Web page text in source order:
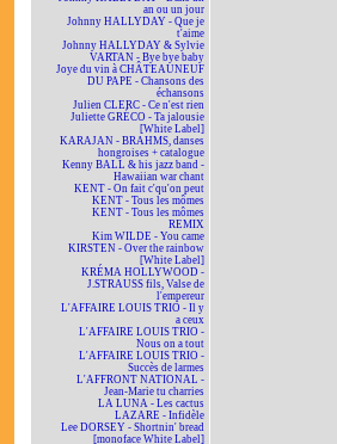
an ou un jour
Johnny HALLYDAY - Que je
t'aime
Johnny HALLYDAY & Sylvie
VARTAN - Bye bye baby
Joye du vin à CHÂTEAUNEUF
DU PAPE - Chansons des
échansons
Julien CLERC - Ce n'est rien
Juliette GRÉCO - Ta jalousie
[White Label]
KARAJAN - BRAHMS, danses
hongroises + catalogue
Kenny BALL & his jazz band -
Hawaiian war chant
KENT - On fait c'qu'on peut
KENT - Tous les mômes
KENT - Tous les mômes
REMIX
Kim WILDE - You came
KIRSTEN - Over the rainbow
[White Label]
KRÉMA HOLLYWOOD -
J.STRAUSS fils, Valse de
l'empereur
L'AFFAIRE LOUIS TRIO - Il y
a ceux
L'AFFAIRE LOUIS TRIO -
Nous on a tout
L'AFFAIRE LOUIS TRIO -
Succès de larmes
L'AFFRONT NATIONAL -
Jean-Marie tu charries
LA LUNA - Les cactus
LAZARE - Infidèle
Lee DORSEY - Shortnin' bread
[monoface White Label]